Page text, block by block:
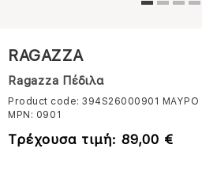
RAGAZZA
Ragazza Πέδιλα
Product code: 394S26000901 ΜΑΥΡΟ
MPN: 0901
Τρέχουσα τιμή: 89,00 €